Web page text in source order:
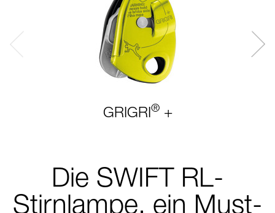
GRIGRI®+
Die SWIFT RL-